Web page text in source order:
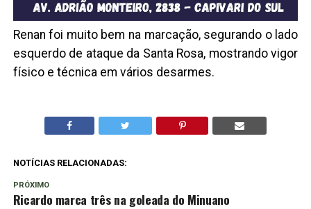
Renan foi muito bem na marcação, segurando o lado
esquerdo de ataque da Santa Rosa, mostrando vigor
físico e técnica em vários desarmes.
NOTÍCIAS RELACIONADAS:
PRÓXIMO
Ricardo marca três na goleada do Minuano